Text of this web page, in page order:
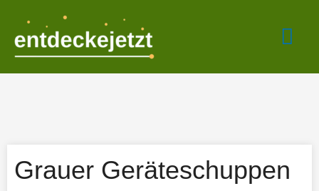
springen
Grauer Geräteschuppen